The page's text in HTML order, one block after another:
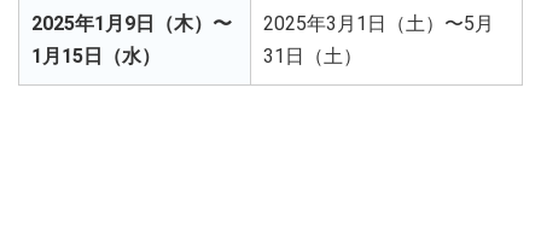
2025年1月9日（木）〜
1月15日（水）
2025年3月1日（土）〜5月
31日（土）